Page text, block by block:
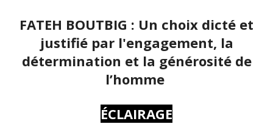
FATEH BOUTBIG : Un choix dicté et
justifié par l'engagement, la
détermination et la générosité de
l’homme
ÉCLAIRAGE